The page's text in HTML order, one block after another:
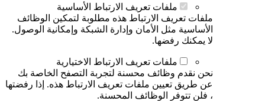
ملفات تعريف الارتباط الأساسية
ملفات تعريف الارتباط هذه مطلوبة لتمكين الوظائف
الأساسية مثل الأمان وإدارة الشبكة وإمكانية الوصول.
لا يمكنك رفضها.
ملفات تعريف الارتباط الاختيارية
نحن نقدم وظائف محسنة لتجربة التصفح الخاصة بك
عن طريق تعيين ملفات تعريف الارتباط هذه. إذا رفضتها
، فلن تتوفر الوظائف المحسنة.